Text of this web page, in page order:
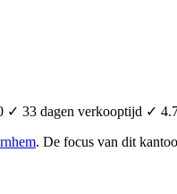
33 dagen verkooptijd ✓
. De focus van dit